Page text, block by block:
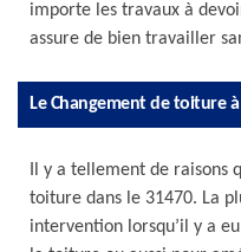
importe les travaux à
assure de bien travailler
Le Changement de toiture
Il y a tellement de raisons
toiture dans le 31470. La
intervention lorsqu’il y a